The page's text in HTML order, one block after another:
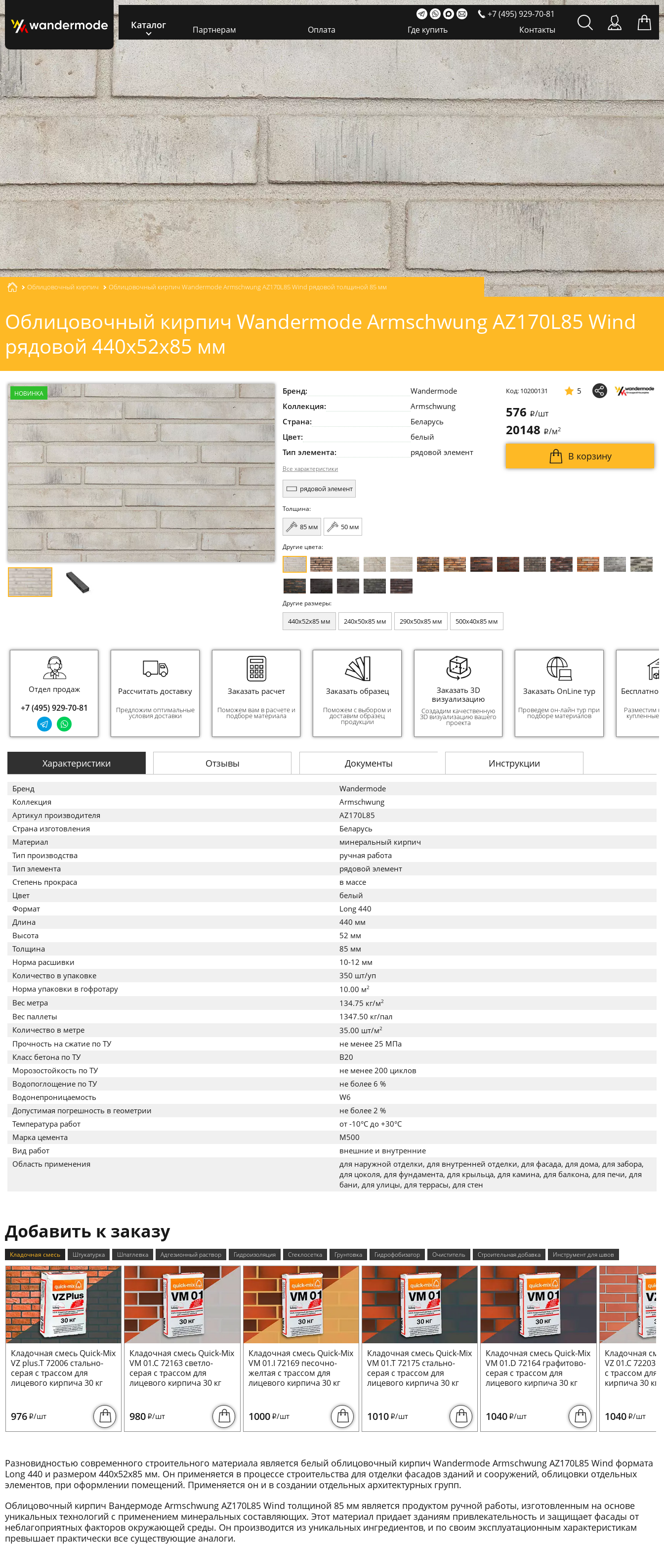
Каталог
+7 (495) 929-70-81
Партнерам
Оплата Где купить Контакты
Облицовочный кирпич Облицовочный кирпич Wandermode Armschwung AZ170L85 Wind рядовой толщиной 85 мм
Облицовочный кирпич Wandermode Armschwung AZ170L85 Wind
рядовой 440x52x85 мм
НОВИНКА Бренд:
Wandermode
Коллекция:
Armschwung
Страна:
Беларусь
Цвет:
белый
Тип элемента:
рядовой элемент
Все характеристики
рядовой элемент
Толщина:
85 мм 50 мм
Код: 10200131 5
576 i/шт
20148 i/м2
В корзину
Другие цвета:
Другие размеры:
440x52x85 мм 240x50x85 мм 290x50x85 мм 500x40x85 мм
Отдел продаж
+7 (495) 929-70-81
Рассчитать доставку
Предложим оптимальные
условия доставки
Заказать расчет
Поможем вам в расчете и
подборе материала
Заказать образец
Поможем с выбором и
доставим образец
продукции
Заказать 3D
визуализацию
Создадим качественную
3D визуализацию вашего
проекта
Заказать OnLine тур
Проведем он-лайн тур при
подборе материалов
Разместим
купленные
Характеристики Отзывы Документы Инструкции
Бренд
Wandermode
Коллекция
Armschwung
Артикул производителя
AZ170L85
Страна изготовления
Беларусь
Материал
минеральный кирпич
Тип производства
ручная работа
Тип элемента
рядовой элемент
Степень прокраса
в массе
Цвет
белый
Формат
Long 440
Длина
440 мм
Высота
52 мм
Толщина
85 мм
Норма расшивки
10-12 мм
Количество в упаковке
350 шт/уп
Норма упаковки в гофротару
10.00 м2
Вес метра 134.75 кг/м2
Вес паллеты
1347.50 кг/пал
Количество в метре
35.00 шт/м2
Прочность на сжатие по ТУ
не менее 25 МПа
Класс бетона по ТУ
B20
Морозостойкость по ТУ
не менее 200 циклов
Водопоглощение по ТУ
не более 6 %
Водонепроницаемость
W6
Допустимая погрешность в геометрии
не более 2 %
Температура работ
от -10°C до +30°C
Марка цемента
M500
Вид работ
внешние и внутренние
Область применения
для наружной отделки, для внутренней отделки, для фасада, для дома, для забора,
для цоколя, для фундамента, для крыльца, для камина, для балкона, для печи, для
бани, для улицы, для террасы, для стен
Добавить к заказу
Кладочная смесь Штукатурка Шпатлевка Адгезионный раствор Гидроизоляция Стеклосетка Грунтовка Гидрофобизатор Очиститель Строительная добавка Инструмент для швов
Кладочная смесь Quick-Mix
VZ plus.T 72006 стально-
серая с трассом для
лицевого кирпича 30 кг
976 i/шт
Кладочная смесь Quick-Mix
VM 01.C 72163 светло-
серая с трассом для
лицевого кирпича 30 кг
980 i/шт
Кладочная смесь Quick-Mix
VM 01.I 72169 песочно-
желтая с трассом для
лицевого кирпича 30 кг
1000 i/шт
Кладочная смесь Quick-Mix
VM 01.T 72175 стально-
серая с трассом для
лицевого кирпича 30 кг
1010 i/шт
Кладочная смесь Quick-Mix
VM 01.D 72164 графитово-
серая с трассом для
лицевого кирпича 30 кг
1040 i/шт
Кладочная
VZ 01.C 72203
с трассом для
кирпича 30 кг
1040 i/шт
Разновидностью современного строительного материала является белый облицовочный кирпич Wandermode Armschwung AZ170L85 Wind формата
Long 440 и размером 440x52x85 мм. Он применяется в процессе строительства для отделки фасадов зданий и сооружений, облицовки отдельных
элементов, при оформлении помещений. Применяется он и в создании отдельных архитектурных групп.
Облицовочный кирпич Вандермоде Armschwung AZ170L85 Wind толщиной 85 мм является продуктом ручной работы, изготовленным на основе
уникальных технологий с применением минеральных составляющих. Этот материал придает зданиям привлекательность и защищает фасады от
неблагоприятных факторов окружающей среды. Он производится из уникальных ингредиентов, и по своим эксплуатационным характеристикам
превышает практически все существующие аналоги.